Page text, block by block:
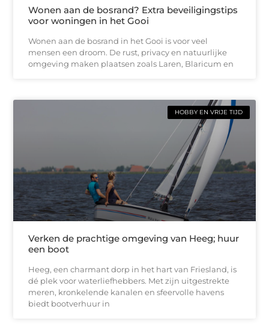
Wonen aan de bosrand? Extra beveiligingstips
voor woningen in het Gooi
Wonen aan de bosrand in het Gooi is voor veel
mensen een droom. De rust, privacy en natuurlijke
omgeving maken plaatsen zoals Laren, Blaricum en
HOBBY EN VRIJE TIJD
Verken de prachtige omgeving van Heeg; huur
een boot
Heeg, een charmant dorp in het hart van Friesland, is
dé plek voor waterliefhebbers. Met zijn uitgestrekte
meren, kronkelende kanalen en sfeervolle havens
biedt bootverhuur in